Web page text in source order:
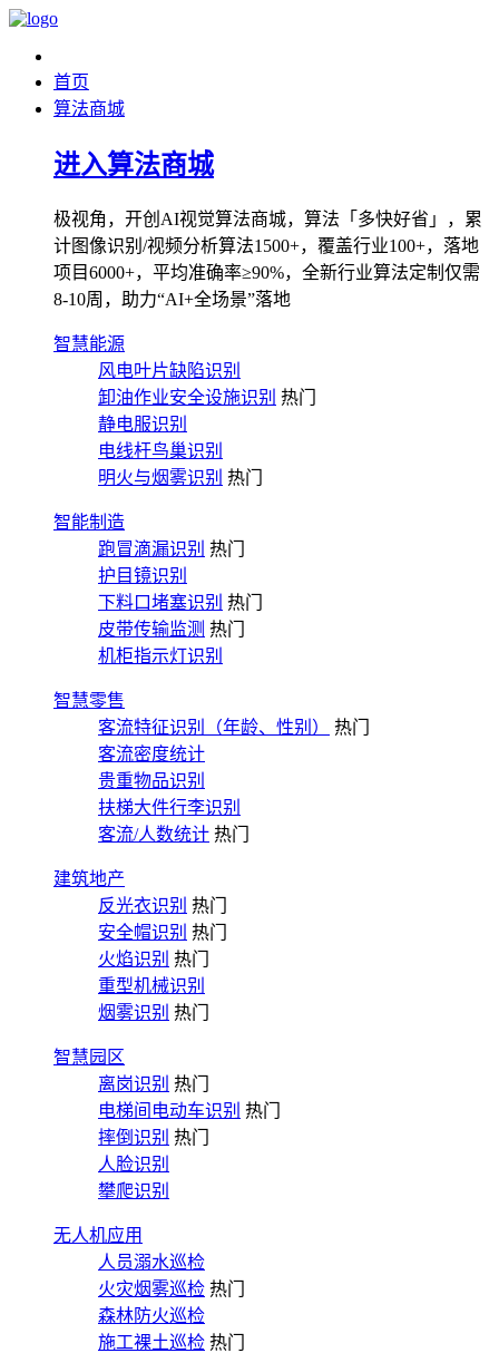
首页
算法商城
进入算法商城
极视角，开创AI视觉算法商城，算法「多快好省」，累
计图像识别/视频分析算法1500+，覆盖行业100+，落地
项目6000+，平均准确率≥90%，全新行业算法定制仅需
8-10周，助力“AI+全场景”落地
智慧能源
风电叶片缺陷识别
卸油作业安全设施识别 热门
静电服识别
电线杆鸟巢识别
明火与烟雾识别 热门
智能制造
跑冒滴漏识别 热门
护目镜识别
下料口堵塞识别 热门
皮带传输监测 热门
机柜指示灯识别
智慧零售
客流特征识别（年龄、性别）
热门
客流密度统计
贵重物品识别
扶梯大件行李识别
客流/人数统计 热门
建筑地产
反光衣识别 热门
安全帽识别 热门
火焰识别 热门
重型机械识别
烟雾识别 热门
智慧园区
离岗识别 热门
电梯间电动车识别 热门
摔倒识别 热门
人脸识别
攀爬识别
无人机应用
人员溺水巡检
火灾烟雾巡检 热门
森林防火巡检
施工裸土巡检 热门